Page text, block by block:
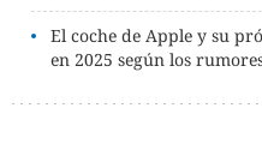
El coche de Apple y su
en 2025 según los